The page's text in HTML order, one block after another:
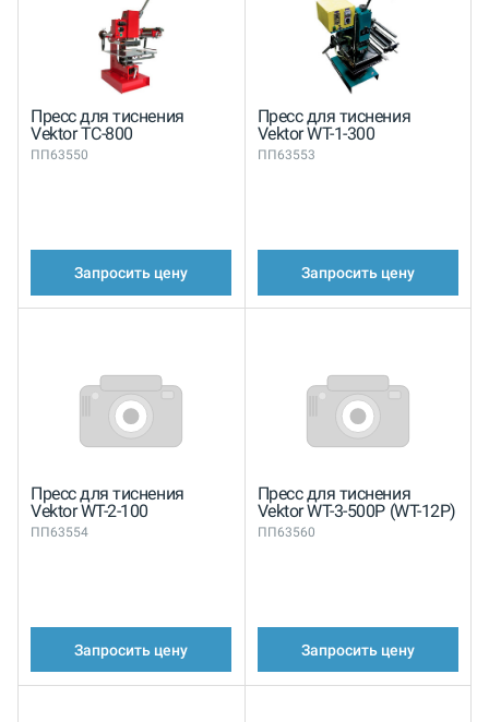
Пресс для тиснения
Vektor TC-800
ПП63550
Запросить цену
Пресс для тиснения
Vektor WT-1-300
ПП63553
Запросить цену
Пресс для тиснения
Vektor WT-2-100
ПП63554
Запросить цену
Пресс для тиснения
Vektor WT-3-500P (WT-12P)
ПП63560
Запросить цену